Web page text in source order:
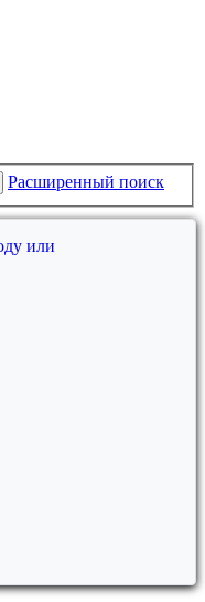
Расширенный поиск